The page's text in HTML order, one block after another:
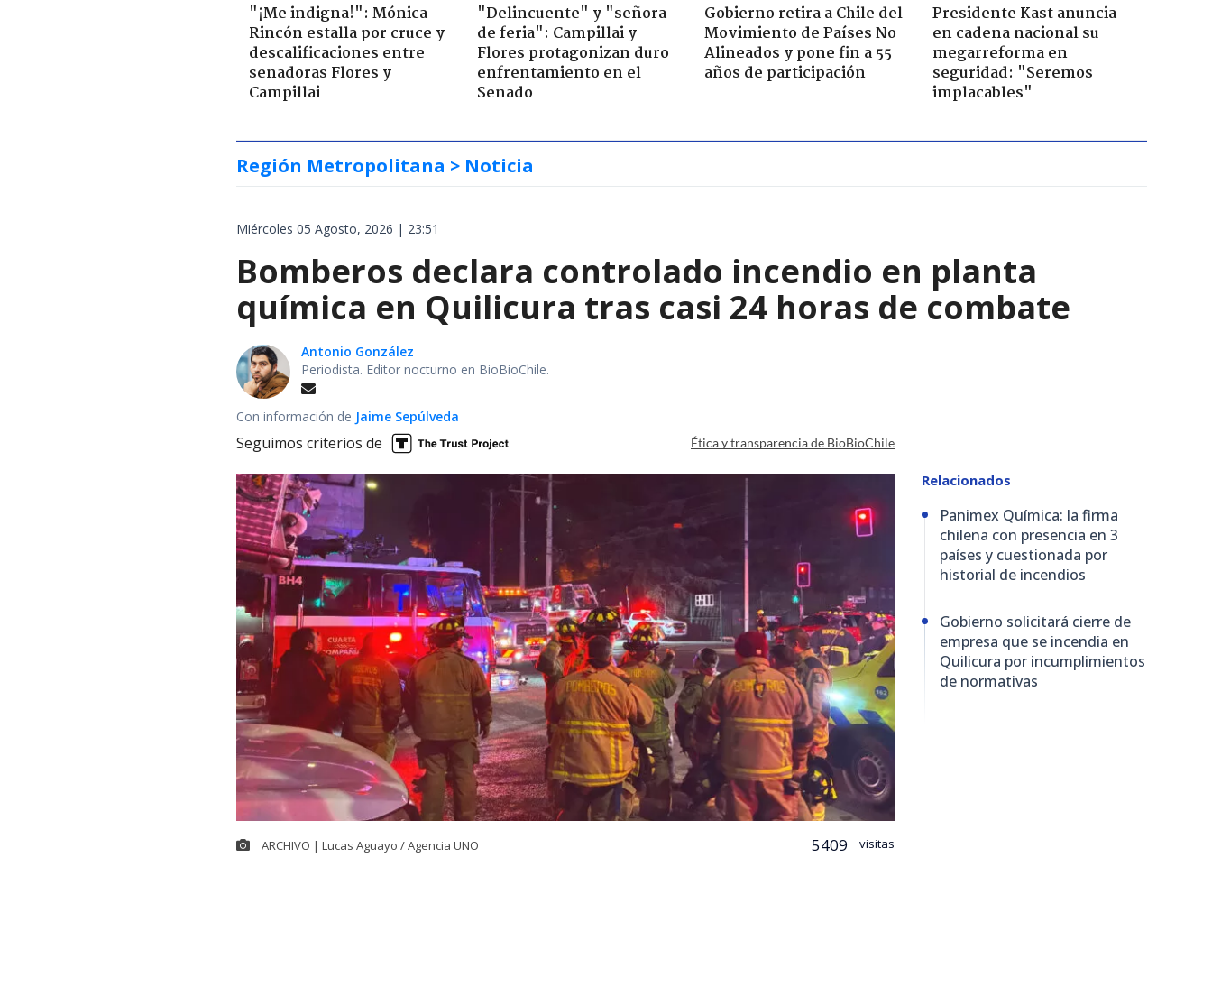
"¡Me indigna!": Mónica
Rincón estalla por cruce y
descalificaciones entre
senadoras Flores y
Campillai
"Delincuente" y "señora
de feria": Campillai y
Flores protagonizan duro
enfrentamiento en el
Senado
Gobierno retira a Chile del
Movimiento de Países No
Alineados y pone fin a 55
años de participación
Presidente Kast anuncia
en cadena nacional su
megarreforma en
seguridad: "Seremos
implacables"
Región Metropolitana > Noticia
Miércoles 05 Agosto, 2026 | 23:51
Bomberos declara controlado incendio en planta
química en Quilicura tras casi 24 horas de combate
Antonio González
Periodista. Editor nocturno en BioBioChile.
Con información de Jaime Sepúlveda
Seguimos criterios de Ética y transparencia de BioBioChile
ARCHIVO | Lucas Aguayo / Agencia UNO 5409 visitas
Relacionados
Panimex Química: la firma
chilena con presencia en 3
países y cuestionada por
historial de incendios
Gobierno solicitará cierre de
empresa que se incendia en
Quilicura por incumplimientos
de normativas